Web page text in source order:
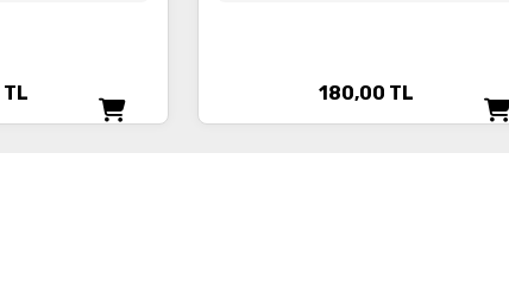
TL 180,00 TL